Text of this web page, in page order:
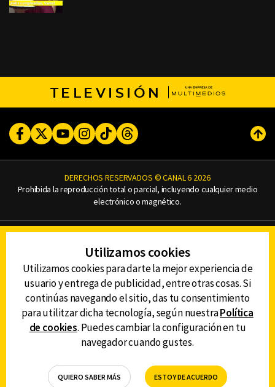
TELEVISIÓN
FacebookTwitterYoutubeInstagram
TikTokThreads
DERECHOS RESERVADOS © CANAL 6 2026
Prohibida la reproducción total o parcial, incluyendo cualquier medio
electrónico o magnético.
AVISO DE PRIVACIDAD
AVISO LEGAL
DEFENSORÍA DE LAS AUDIENCIAS
DESCARGA LA APP DE CANAL 6
Utilizamos cookies
Utilizamos cookies para darte la mejor experiencia de
usuario y entrega de publicidad, entre otras cosas. Si
continúas navegando el sitio, das tu consentimiento
para utilitzar dicha tecnología, según nuestraPolítica
de cookies. Puedes cambiar la configuración en tu
navegador cuando gustes.
QUIERO SABER MÁS ESTOY DE ACUERDO